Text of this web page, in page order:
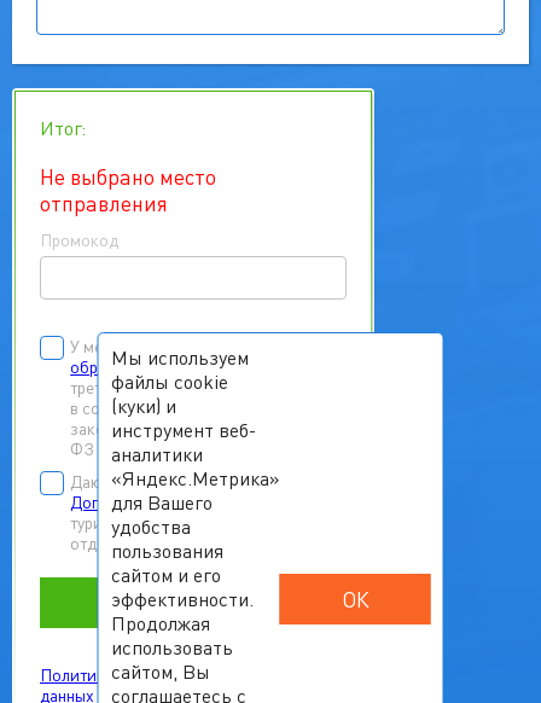
Итог:
Не выбрано место
отправления
Промокод
У меня есть
обработку персональных данных
третьих лиц
в соответствии с Федеральным
законом от 27.07.2006 г. № 152-
ФЗ «О персональных данных»
Даю согласие на заключение
Договора на реализацию
туристского продукта и/или
отдельных туристских услуг.
Забронировать
Политика обработки персональных
данных
Мы используем
файлы cookie
(куки) и
инструмент веб-
аналитики
«Яндекс.Метрика»
для Вашего
удобства
пользования
сайтом и его
эффективности.
Продолжая
использовать
сайтом, Вы
соглашаетесь с
ОК